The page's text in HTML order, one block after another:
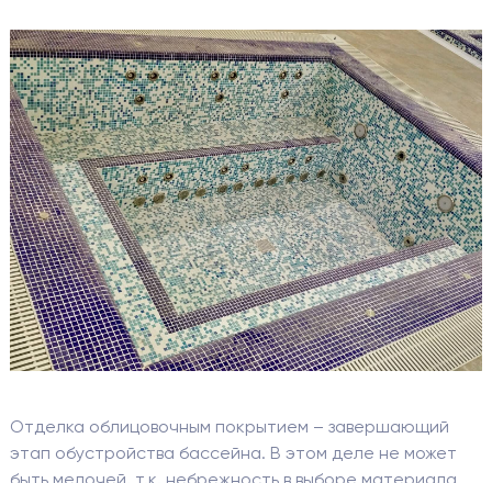
Отделка облицовочным покрытием – завершающий
этап обустройства бассейна. В этом деле не может
РАССЧИТАТЬ
Я согласен сполитикой конфиденциальности
ВЫЗВАТЬ МАСТЕРА
Я согласен сполитикой конфиденциальности